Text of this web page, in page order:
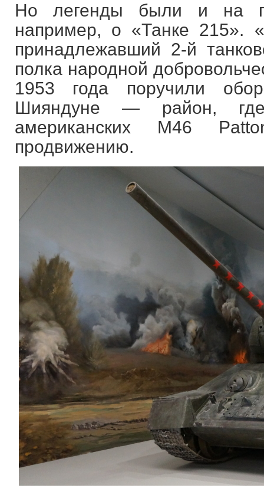
Но легенды были и на
например, о «Танке 215».
принадлежавший 2-й
полка народной
1953 года поручили
Шияндуне — район,
американских M46
продвижению.